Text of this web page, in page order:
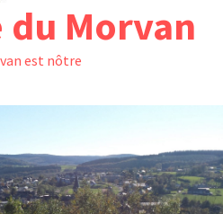
Morvan
est nôtre